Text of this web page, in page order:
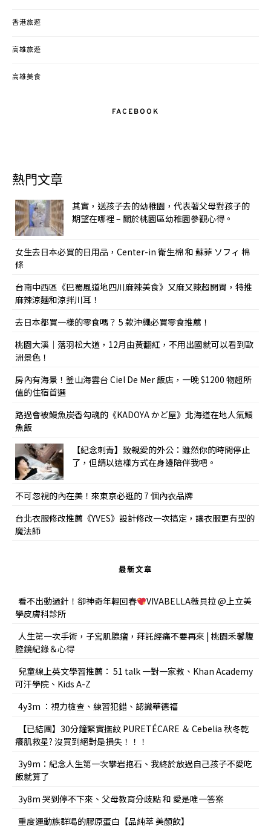
香港旅遊
高雄旅遊
高雄美食
FACEBOOK
熱門文章
其實，送孩子去的幼稚園，代表著父母對孩子的
期望在哪裡 – 關於桃園區幼稚園參觀心得。
女生去日本必買的日用品，Center-in 衛生棉 和 蘇菲 ソフィ 棉
條
台南中西區《巴蜀風道地四川麻辣美食》又麻又辣超開胃，特推
麻辣涼麵和涼拌川耳！
去日本都買一樣的零食嗎？ 5 款沖繩必買零食推薦！
桃園大溪｜落羽松大道，12月由黃翻紅，不用出國就可以看到歐
洲景色！
房內有海景！釜山海雲台 Ciel De Mer 飯店，一晚 $1200 物超所
值的住宿首選
路過會被鰻魚炭香勾魂的《KADOYA かど屋》北海道在地人氣鰻
魚飯
【紀念刺青】致親愛的外公：雖然你的時間停止
了，但請以這樣方式在身邊陪伴我吧。
不可忽視的內在美！來東京必逛的 7 個內衣品牌
台北衣服修改推薦《YVES》設計修改一次搞定，讓衣服更有型的
魔法師
最新文章
看不出動過針！卻神奇年輕回春
VIVABELLA薇貝拉 @上立美
學皮膚科診所
人生第一次手術，子宮肌腺瘤，拜託經痛不要再來 | 桃園禾馨腹
腔鏡紀錄＆心得
兒童線上英文學習推薦： 51 talk 一對一家教、Khan Academy
可汗學院、Kids A-Z
4y3m ：視力檢查、練習犯錯、認識華德福
【已結團】30分鐘緊實撫紋 PURETÉCARE ＆ Cebelia 秋冬乾
癢肌救星? 沒買到絕對是損失！！！
3y9m：紀念人生第一次攀岩抱石、我終於放過自己孩子不愛吃
飯就算了
3y8m 哭到停不下來、父母教育分歧點 和 愛是唯一答案
重度運動族群喝的膠原蛋白【品純萃 美顏飲】